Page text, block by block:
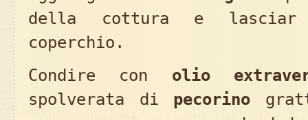
della cottura e lasciar
coperchio.
Condire con olio
spolverata di pecorino